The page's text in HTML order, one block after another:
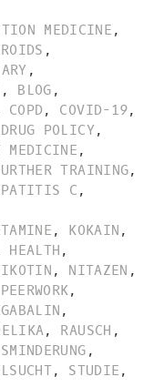
MEDICINE,
,
,
, BLOG ,
COPD , COVID-19,
DRUG POLICY,
MEDICINE ,
TRAINING,
C ,
, KOKAIN ,
HEALTH ,
, NITAZEN ,
PEERWORK,
,
, RAUSCH ,
,
, STUDIE ,